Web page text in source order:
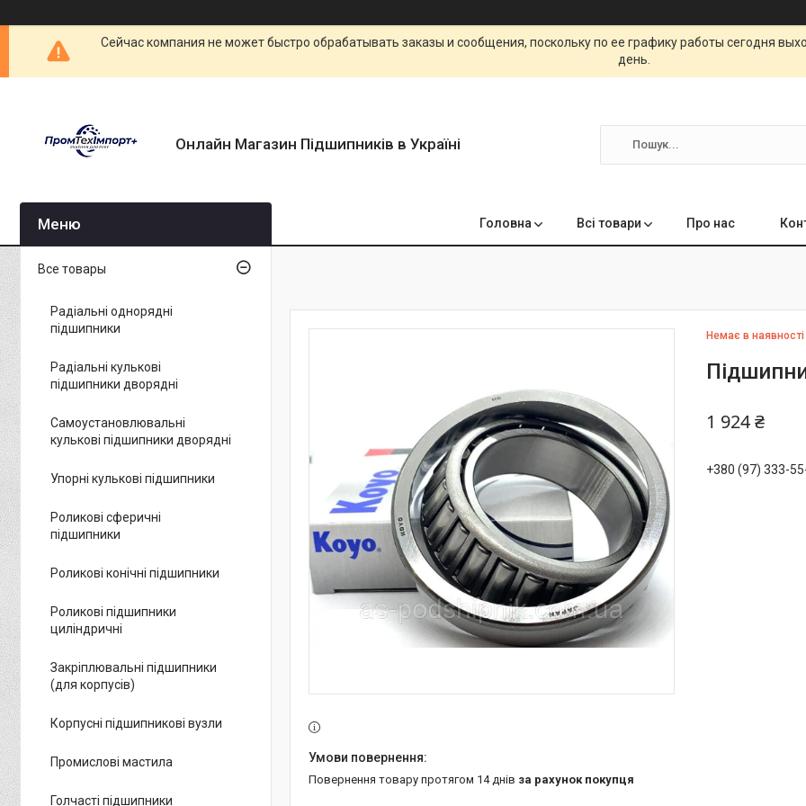
Сейчас компания не может быстро обрабатывать заказы и сообщения, поскольку по ее графику работы сегодня
день.
Онлайн Магазин Підшипників в Україні
Головна Всі товари Про нас
Немає в наявності
1 924 ₴
+380 (97) 333-
повернення товару протягом 14 днів за рахунок покупця
Все товары
Радіальні однорядні
підшипники
Радіальні кулькові
підшипники дворядні
Самоустановлювальні
кулькові підшипники дворядні
Упорні кулькові підшипники
Роликові сферичні
підшипники
Роликові конічні підшипники
Роликові підшипники
циліндричні
Закріплювальні підшипники
(для корпусів)
Корпусні підшипникові вузли
Промислові мастила
Голчасті підшипники